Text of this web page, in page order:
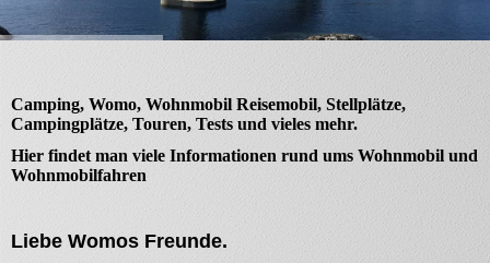
Camping, Womo, Wohnmobil Reisemobil, Stellplätze,
Campingplätze, Touren, Tests und vieles mehr.
Hier findet man viele Informationen rund ums Wohnmobil und
Wohnmobilfahren
Liebe Womos Freunde.